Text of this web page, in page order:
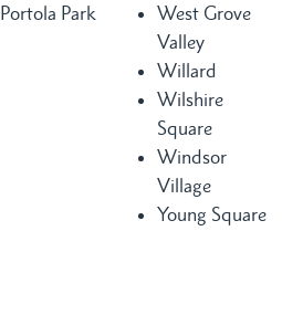
Portola Park
West Grove
Valley
Willard
Wilshire
Square
Windsor
Village
Young Square